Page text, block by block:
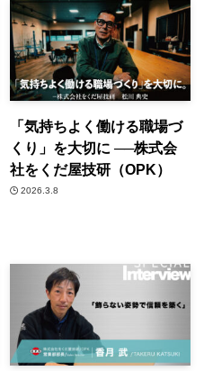
「気持ちよく働ける職場づ
くり」を大切に ──株式会
社をくだ屋技研（OPK）
2026.3.8